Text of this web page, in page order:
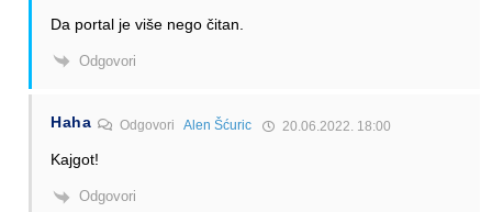
Da portal je više nego čitan.
Odgovori
Haha Odgovori Alen Šćuric 20.06.2022. 18:00
Kajgot!
Odgovori